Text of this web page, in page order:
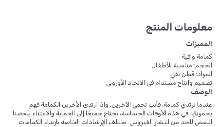
معلومات المنتج
المميزات
كمامة واقية
الحجم: مناسبة للأطفال
المواد: قطن نقي
تصميم وإنتاج مستدام في الاتحاد الأوروبي
الوصف
عندما ترتدي كمامة، فأنتِ تحمي الآخرين. واذا ارتدى الأخرين الكمامة فهم
يحمونكِ. في هذه الأوقات الحساسة، نحتاج جميعًا إلى الحماية والاعتناء ببعضنا
البعض للحد من انتشار الفيروس. تختلف الإرشادات الخاصة بارتداء الكمامات